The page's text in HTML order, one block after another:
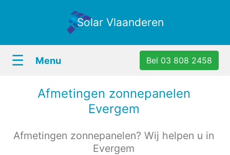
Solar Vlaanderen
☰ Menu Bel 03 808 2458
Afmetingen zonnepanelen
Evergem
Afmetingen zonnepanelen? Wij helpen u in
Evergem